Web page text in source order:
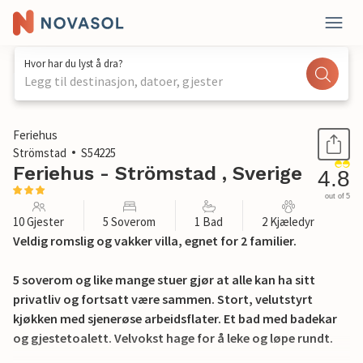
Hvor har du lyst å dra?
Legg til destinasjon, datoer, gjester
1 / 23
Feriehus
Strömstad
S54225
Feriehus - Strömstad , Sverige 4.8
out of 5
10 Gjester 5 Soverom 1 Bad 2 Kjæledyr
Veldig romslig og vakker villa, egnet for 2 familier.
5 soverom og like mange stuer gjør at alle kan ha sitt
privatliv og fortsatt være sammen. Stort, velutstyrt
kjøkken med sjenerøse arbeidsflater. Et bad med badekar
og gjestetoalett. Velvokst hage for å leke og løpe rundt.